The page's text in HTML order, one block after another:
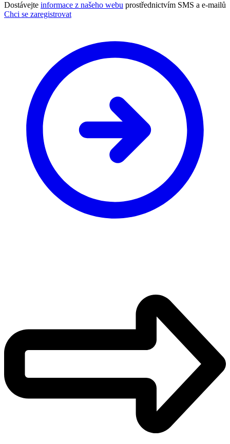
Dostávejte informace z našeho webu prostřednictvím SMS a e-mailů
Chci se zaregistrovat